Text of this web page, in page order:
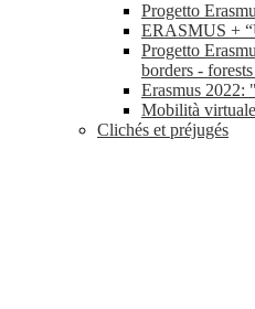
Progetto
ERASMUS +
Progetto
borders -
Erasmus 2022:
Mobilità
Clichés et préjugés